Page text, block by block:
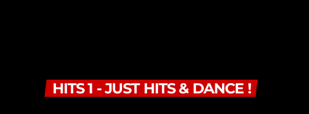
HITS 1 - JUST HITS & DANCE !